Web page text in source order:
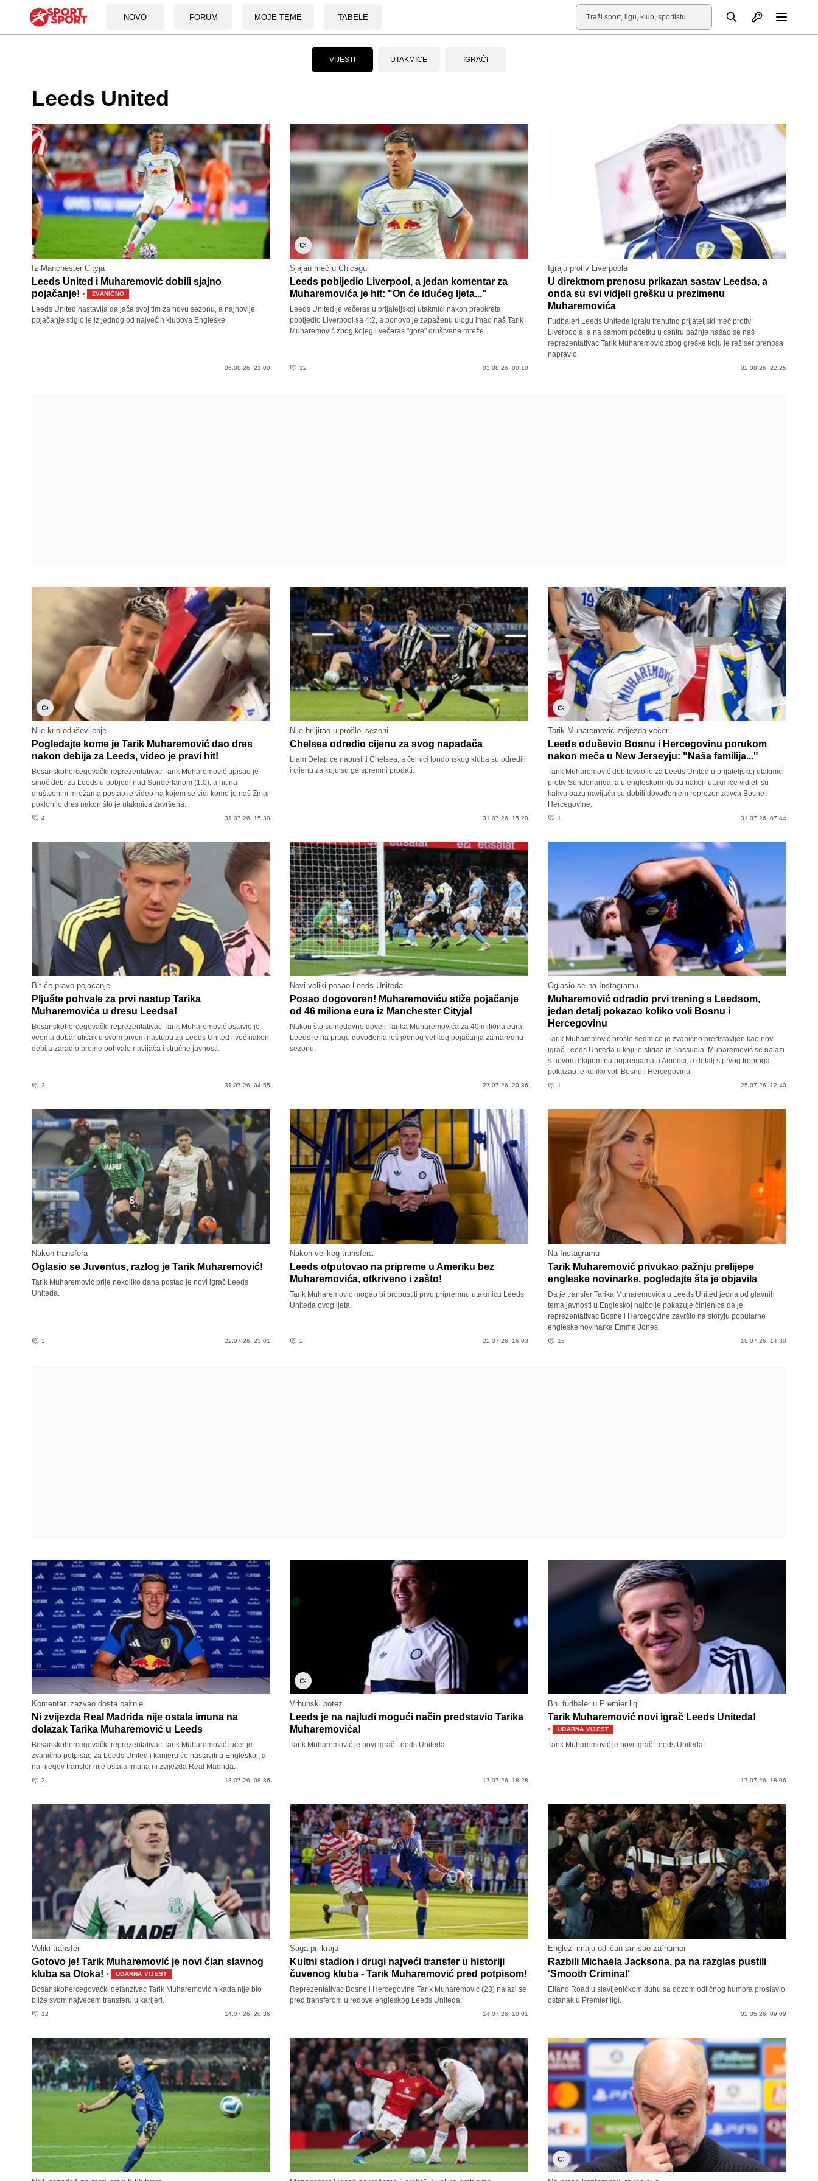
NOVO FORUM MOJE TEME TABELE
Pretraga Otvori profil
VIJESTI UTAKMICE IGRAČI
Leeds United
Iz Manchester Cityja
Leeds United i Muharemović dobili sjajno
pojačanje! · ZVANIČNO
Leeds United nastavlja da jača svoj tim za novu sezonu, a najnovije
pojačanje stiglo je iz jednog od najvećih klubova Engleske.
06.08.26. 21:00
Sjajan meč u Chicagu
Leeds pobijedio Liverpool, a jedan komentar za
Muharemovića je hit: "On će idućeg ljeta..."
Leeds United je večeras u prijateljskoj utakmici nakon preokreta
pobijedio Liverpool sa 4:2, a ponovo je zapaženu ulogu imao naš Tarik
Muharemović zbog kojeg i večeras "gore" društvene mreže.
12 03.08.26. 00:10
Igraju protiv Liverpoola
U direktnom prenosu prikazan sastav Leedsa, a
onda su svi vidjeli grešku u prezimenu
Muharemovića
Fudbaleri Leeds Uniteda igraju trenutno prijateljski meč protiv
Liverpoola, a na samom početku u centru pažnje našao se naš
reprezentativac Tarik Muharemović zbog greške koju je režiser prenosa
napravio.
02.08.26. 22:25
Nije krio oduševljenje
Pogledajte kome je Tarik Muharemović dao dres
nakon debija za Leeds, video je pravi hit!
Bosanskohercegovački reprezentativac Tarik Muharemović upisao je
sinoć debi za Leeds u pobjedi nad Sunderlanom (1:0), a hit na
društvenim mrežama postao je video na kojem se vidi kome je naš Zmaj
pokloniio dres nakon što je utakmica završena.
4 31.07.26. 15:30
Nije briljirao u prošloj sezoni
Chelsea odredio cijenu za svog napadača
Liam Delap će napustiti Chelsea, a čelnici londonskog kluba su odredili
i cijenu za koju su ga spremni prodati.
31.07.26. 15:20
Tarik Muharemović zvijezda večeri
Leeds oduševio Bosnu i Hercegovinu porukom
nakon meča u New Jerseyju: "Naša familija..."
Tarik Muharemović debitovao je za Leeds United u prijateljskoj utakmici
protiv Sunderlanda, a u engleskom klubu nakon utakmice vidjeli su
kakvu bazu navijača su dobili dovođenjem reprezentativca Bosne i
Hercegovine.
1 31.07.26. 07:44
Bit će pravo pojačanje
Pljušte pohvale za prvi nastup Tarika
Muharemovića u dresu Leedsa!
Bosanskohercegovački reprezentativac Tarik Muharemović ostavio je
veoma dobar utisak u svom prvom nastupu za Leeds United i već nakon
debija zaradio brojne pohvale navijača i stručne javnosti.
2 31.07.26. 04:55
Novi veliki posao Leeds Uniteda
Posao dogovoren! Muharemoviću stiže pojačanje
od 46 miliona eura iz Manchester Cityja!
Nakon što su nedavno doveli Tarika Muharemovića za 40 miliona eura,
Leeds je na pragu dovođenja još jednog velikog pojačanja za narednu
sezonu.
27.07.26. 20:36
Oglasio se na Instagramu
Muharemović odradio prvi trening s Leedsom,
jedan detalj pokazao koliko voli Bosnu i
Hercegovinu
Tarik Muharemović prošle sedmice je zvanično predstavljen kao novi
igrač Leeds Uniteda u koji je stigao iz Sassuola. Muharemović se nalazi
s novom ekipom na pripremama u Americi, a detalj s prvog treninga
pokazao je koliko voli Bosnu i Hercegovinu.
1 25.07.26. 12:40
Nakon transfera
Oglasio se Juventus, razlog je Tarik Muharemović!
Tarik Muharemović prije nekoliko dana postao je novi igrač Leeds
Uniteda.
3 22.07.26. 23:01
Nakon velikog transfera
Leeds otputovao na pripreme u Ameriku bez
Muharemovića, otkriveno i zašto!
Tarik Muharemović mogao bi propustiti prvu pripremnu utakmicu Leeds
Uniteda ovog ljeta.
2 22.07.26. 16:03
Na Instagramu
Tarik Muharemović privukao pažnju prelijepe
engleske novinarke, pogledajte šta je objavila
Da je transfer Tarika Muharemovića u Leeds United jedna od glavnih
tema javnosti u Engleskoj najbolje pokazuje činjenica da je
reprezentativac Bosne i Hercegovine završio na storyju popularne
engleske novinarke Emme Jones.
15 18.07.26. 14:30
Komentar izazvao dosta pažnje
Ni zvijezda Real Madrida nije ostala imuna na
dolazak Tarika Muharemović u Leeds
Bosanskohercegovački reprezentativac Tarik Muharemović jučer je
zvanično potpisao za Leeds United i karijeru će nastaviti u Engleskoj, a
na njegov transfer nije ostala imuna ni zvijezda Real Madrida.
2 18.07.26. 08:36
Vrhunski potez
Leeds je na najluđi mogući način predstavio Tarika
Muharemovića!
Tarik Muharemović je novi igrač Leeds Uniteda.
17.07.26. 18:28
Bh. fudbaler u Premier ligi
Tarik Muharemović novi igrač Leeds Uniteda!
· UDARNA VIJEST
Tarik Muharemović je novi igrač Leeds Uniteda!
17.07.26. 18:06
Veliki transfer
Gotovo je! Tarik Muharemović je novi član slavnog
kluba sa Otoka! · UDARNA VIJEST
Bosanskohercegovački defanzivac Tarik Muharemović nikada nije bio
bliže svom najvećem transferu u karijeri.
12 14.07.26. 20:36
Saga pri kraju
Kultni stadion i drugi najveći transfer u historiji
čuvenog kluba - Tarik Muharemović pred potpisom!
Reprezentativac Bosne i Hercegovine Tarik Muharemović (23) nalazi se
pred transferom u redove engleskog Leeds Uniteda.
14.07.26. 10:01
Englezi imaju odličan smisao za humor
Razbili Michaela Jacksona, pa na razglas pustili
‘Smooth Criminal‘
Elland Road u slavljeničkom duhu sa dozom odličnog humora proslavio
ostanak u Premier ligi.
02.05.26. 09:09